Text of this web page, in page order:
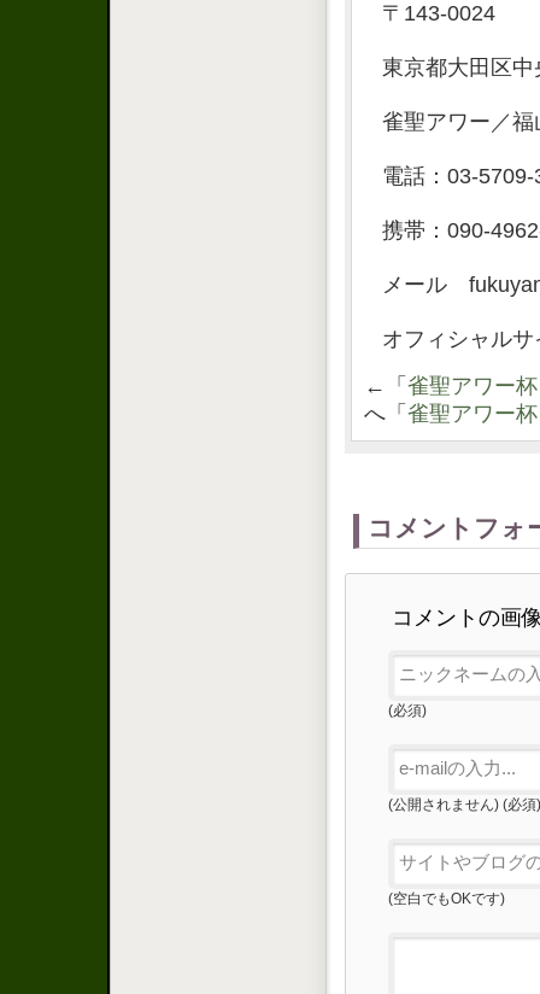
〒143-0024
東京都大田区中
雀聖アワー／福
電話：03-
携帯：090-
メール
オフィシャル
←「 雀聖アワー
へ「 雀聖アワー
コメントフォ
コメントの画
(必須)
(公開されません) (必須)
(空白でもOKです)